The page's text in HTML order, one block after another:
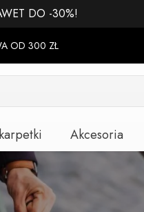
DO -30%!
OD 300 ZŁ
Akcesoria